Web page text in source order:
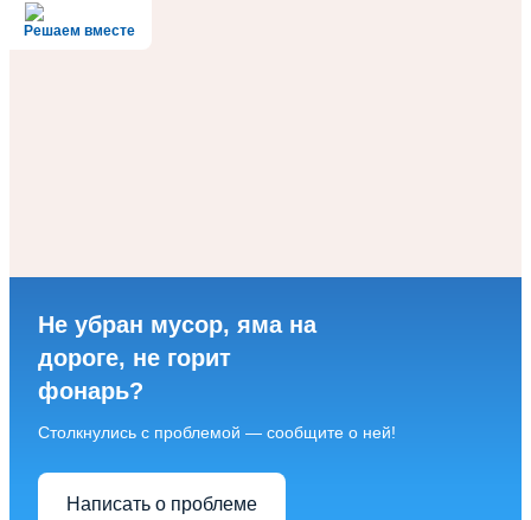
Решаем вместе
Не убран мусор, яма на
дороге, не горит
фонарь?
Столкнулись с проблемой — сообщите о ней!
Написать о проблеме